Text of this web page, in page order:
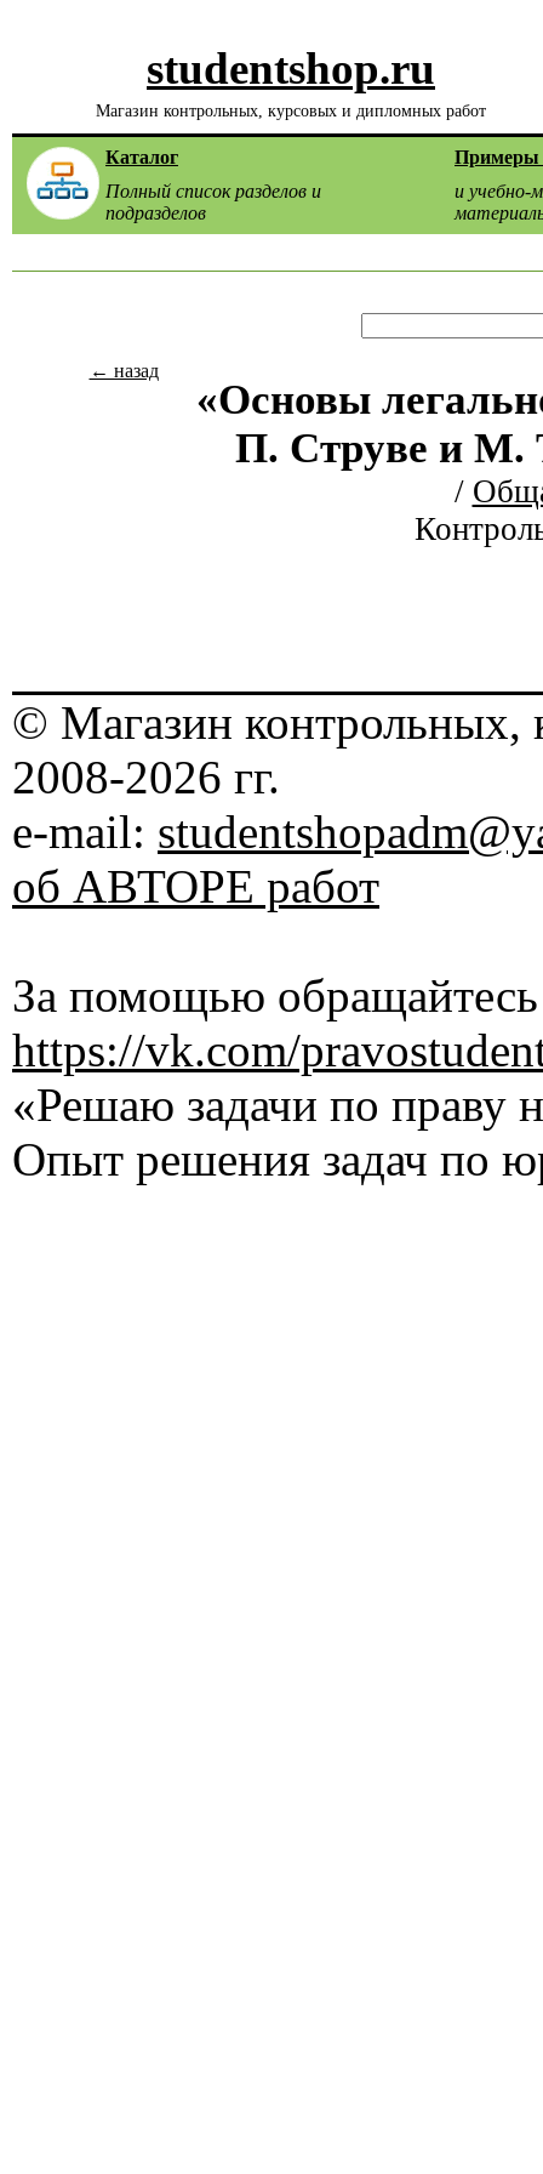
studentshop.ru
Магазин контрольных, курсовых и дипломных работ
Каталог
Полный список разделов и
подразделов
Примеры
и учебно-
← назад
«Основы
П. Струве и М.
/
© Магазин контрольных,
2008-2026 гг.
e-mail:
об АВТОРЕ работ
За помощью
https://vk.com/
«Решаю задачи по праву
Опыт решения задач по